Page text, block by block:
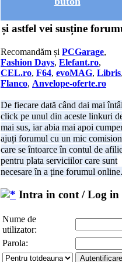
și astfel vei susține
Recomandăm și PCGarage,
Fashion Days, Elefant.ro,
CEL.ro, F64, evoMAG, Libris
Flanco, Anvelope-oferte.ro
De fiecare dată când dai mai
click pe unul din aceste linkuri
mai sus, iar abia mai apoi
ajuți forumul cu un mic comision
care se întoarce în contul de
pentru plata serviciilor care sunt
necesare în a ține forumul online.
Intra in cont / Log in
Nume de
utilizator:
Parola: